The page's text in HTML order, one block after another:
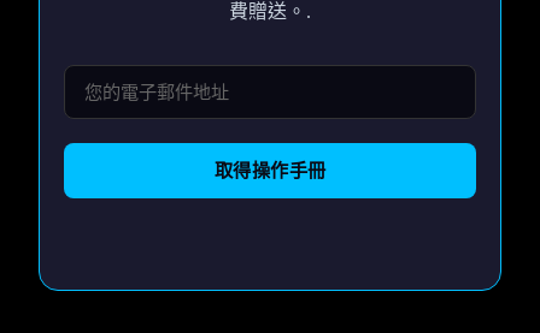
費贈送。.
取得操作手冊